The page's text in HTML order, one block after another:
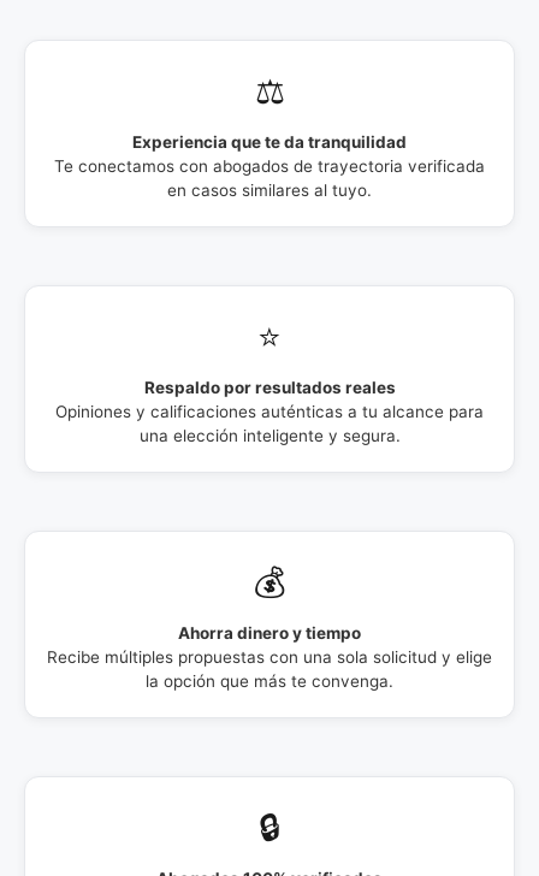
⚖️
Experiencia que te da tranquilidad
Te conectamos con abogados de trayectoria verificada
en casos similares al tuyo.
⭐
Respaldo por resultados reales
Opiniones y calificaciones auténticas a tu alcance para
una elección inteligente y segura.
💰
Ahorra dinero y tiempo
Recibe múltiples propuestas con una sola solicitud y elige
la opción que más te convenga.
🔒